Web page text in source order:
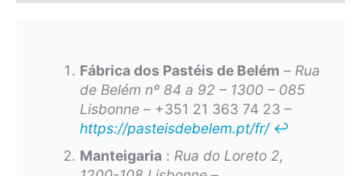
Fábrica dos Pastéis de Belém – Rua
de Belém nº 84 a 92 – 1300 – 085
Lisbonne– +351 21 363 74 23 –
https://pasteisdebelem.pt/fr/ ↩︎
Manteigaria : Rua do Loreto 2,